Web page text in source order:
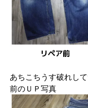
あちこちうす破れし
前のＵＰ写真